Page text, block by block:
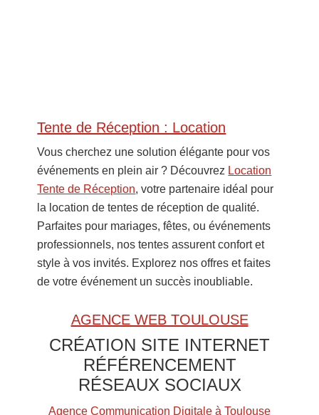
Primary
Sidebar
Tente de Réception : Location
Vous cherchez une solution élégante pour vos
événements en plein air ? Découvrez Location
Tente de Réception, votre partenaire idéal pour
la location de tentes de réception de qualité.
Parfaites pour mariages, fêtes, ou événements
professionnels, nos tentes assurent confort et
style à vos invités. Explorez nos offres et faites
de votre événement un succès inoubliable.
AGENCE WEB TOULOUSE
CRÉATION SITE INTERNET
RÉFÉRENCEMENT
RÉSEAUX SOCIAUX
Agence Communication Digitale à Toulouse